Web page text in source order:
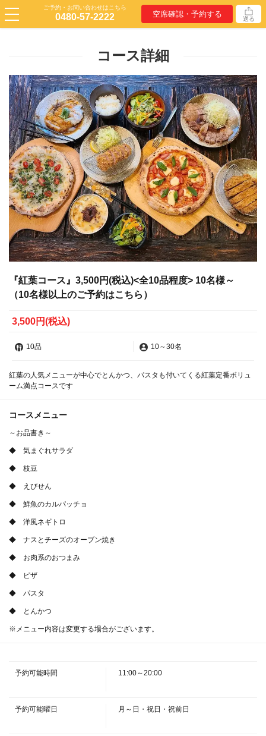
ご予約・お問い合わせはこちら
0480-57-2222 空席確認・予約する 送る
コース詳細
『紅葉コース』3,500円(税込)<全10品程度> 10名様～
（10名様以上のご予約はこちら）
3,500円(税込)
10品 10～30名
紅葉の人気メニューが中心でとんかつ、パスタも付いてくる紅葉定番ボリュ
ーム満点コースです
コースメニュー
～お品書き～
◆ 気まぐれサラダ
◆ 枝豆
◆ えびせん
◆ 鮮魚のカルパッチョ
◆ 洋風ネギトロ
◆ ナスとチーズのオーブン焼き
◆ お肉系のおつまみ
◆ ピザ
◆ パスタ
◆ とんかつ
※メニュー内容は変更する場合がございます。
予約可能時間 11:00～20:00
予約可能曜日 月～日・祝日・祝前日
ハ）
https://kureha.owst.jp/courses/221402736